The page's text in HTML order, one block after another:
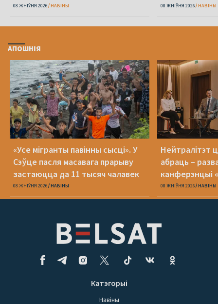
08 ЖНІЎНЯ 2026 НАВІНЫ 08 ЖНІЎНЯ 2026 НАВІНЫ
АПОШНІЯ
«Усе мігранты павінны сысці». У
Сэўце пасля масавага прарыву
застаюцца да 11 тысяч чалавек
08 ЖНІЎНЯ 2026 НАВІНЫ
Нейтралітэт
абраць –
канферэнцыі
08 ЖНІЎНЯ 2026 НАВІНЫ
Катэгорыі
Навіны